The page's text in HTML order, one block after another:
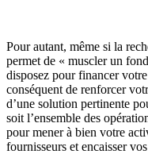
Pour autant, même si la
permet de « muscler un
disposez pour financer
conséquent de renforcer
d’une solution pertinente
soit l’ensemble des
pour mener à bien votre
fournisseurs et encaisser